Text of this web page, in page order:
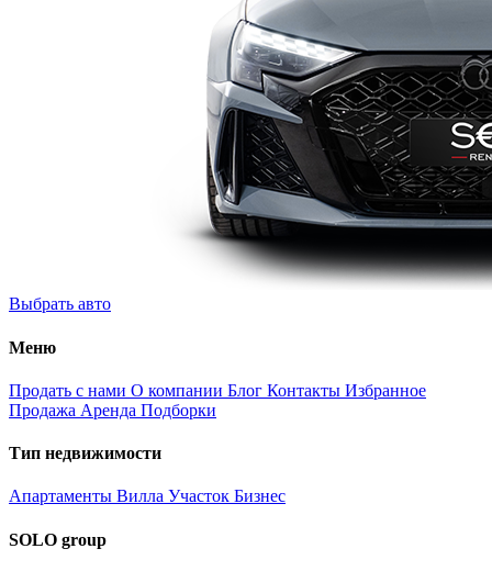
Выбрать авто
Меню
Продать с нами О компании Блог Контакты Избранное
Продажа Аренда Подборки
Тип недвижимости
Апартаменты Вилла Участок Бизнес
SOLO group